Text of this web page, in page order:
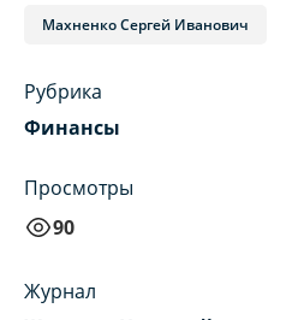
Махненко Сергей Иванович
Рубрика
Финансы
Просмотры
90
Журнал